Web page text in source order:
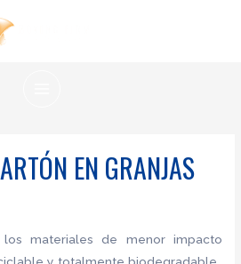
EN GRANJAS
materiales de menor impacto
y totalmente biodegradable.